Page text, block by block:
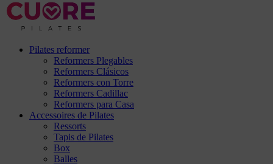
Pilates reformer
Reformers Plegables
Reformers Clásicos
Reformers con Torre
Reformers Cadillac
Reformers para Casa
Accessoires de Pilates
Ressorts
Tapis de Pilates
Box
Balles